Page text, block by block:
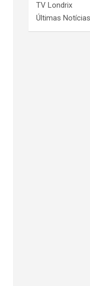
TV Londrix
Últimas Notícias